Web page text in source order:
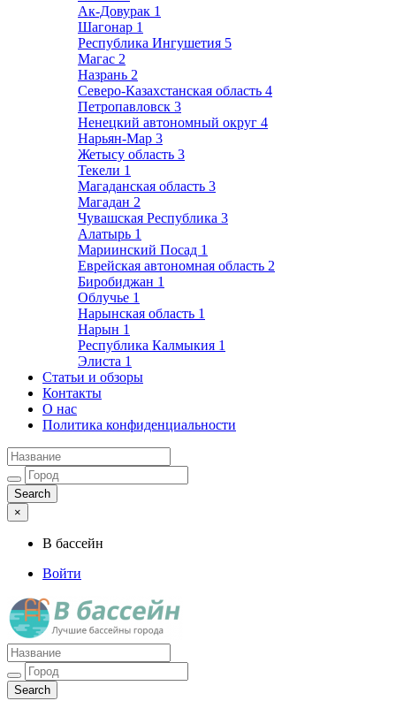
Ак-Довурак 1
Шагонар 1
Республика Ингушетия 5
Магас 2
Назрань 2
Северо-Казахстанская область 4
Петропавловск 3
Ненецкий автономный округ 4
Нарьян-Мар 3
Жетысу область 3
Текели 1
Магаданская область 3
Магадан 2
Чувашская Республика 3
Алатырь 1
Мариинский Посад 1
Еврейская автономная область 2
Биробиджан 1
Облучье 1
Нарынская область 1
Нарын 1
Республика Калмыкия 1
Элиста 1
Статьи и обзоры
Контакты
О нас
Политика конфиденциальности
×
В бассейн
Войти
Лучшие бассейны города